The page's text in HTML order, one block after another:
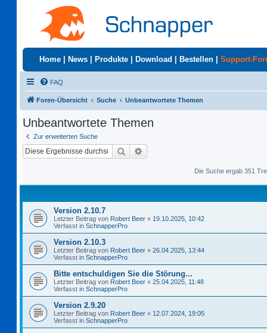
Home News Produkte Download Bestellen Support-
FAQ
Foren-Übersicht Suche Unbeantwortete Themen
Unbeantwortete Themen
Zur erweiterten Suche
Suche
Die Suche ergab 351
Version 2.10.7
Letzter Beitrag von Robert Beer « 19.10.2025, 10:42
Verfasst in SchnapperPro
Version 2.10.3
Letzter Beitrag von Robert Beer « 26.04.2025, 13:44
Verfasst in SchnapperPro
Bitte entschuldigen Sie die Störung...
Letzter Beitrag von Robert Beer « 25.04.2025, 11:48
Verfasst in SchnapperPro
Version 2.9.20
Letzter Beitrag von Robert Beer « 12.07.2024, 19:05
Verfasst in SchnapperPro